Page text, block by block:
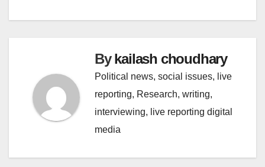
Bykailash choudhary
Political news, social issues, live
reporting, Research, writing,
interviewing, live reporting digital
media